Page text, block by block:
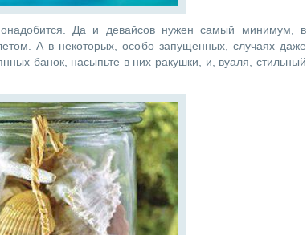
Да и девайсов нужен самый минимум, в
А в некоторых, особо запущенных, случаях даже
банок, насыпьте в них ракушки, и, вуаля, стильный